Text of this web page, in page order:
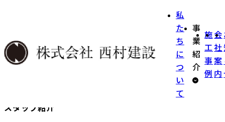
私
た
ち
に
つ
い
て
事
業
紹
介
施
工
事
例
会
社
案
内
スタッフ紹介